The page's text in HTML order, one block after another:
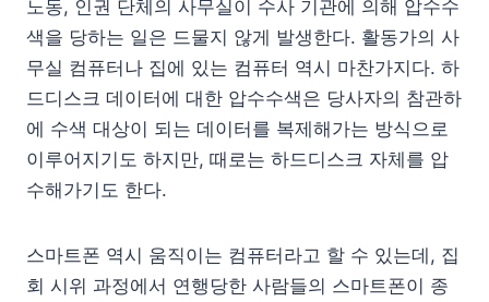
노동, 인권 단체의 사무실이 수사 기관에 의해 압수수
색을 당하는 일은 드물지 않게 발생한다. 활동가의 사
무실 컴퓨터나 집에 있는 컴퓨터 역시 마찬가지다. 하
드디스크 데이터에 대한 압수수색은 당사자의 참관하
에 수색 대상이 되는 데이터를 복제해가는 방식으로
이루어지기도 하지만, 때로는 하드디스크 자체를 압
수해가기도 한다.
스마트폰 역시 움직이는 컴퓨터라고 할 수 있는데, 집
회 시위 과정에서 연행당한 사람들의 스마트폰이 종